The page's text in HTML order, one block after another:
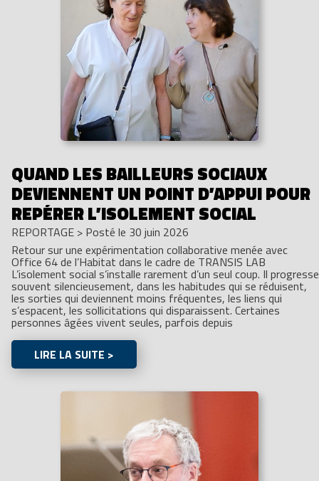
QUAND LES BAILLEURS SOCIAUX
DEVIENNENT UN POINT D’APPUI POUR
REPÉRER L’ISOLEMENT SOCIAL
REPORTAGE > Posté le 30 juin 2026
Retour sur une expérimentation collaborative menée avec
Office 64 de l’Habitat dans le cadre de TRANSIS LAB
L’isolement social s’installe rarement d’un seul coup. Il progresse
souvent silencieusement, dans les habitudes qui se réduisent,
les sorties qui deviennent moins fréquentes, les liens qui
s’espacent, les sollicitations qui disparaissent. Certaines
personnes âgées vivent seules, parfois depuis
LIRE LA SUITE >